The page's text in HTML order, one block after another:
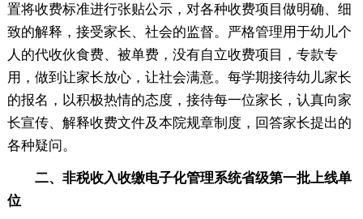
置将收费标准进行张贴公示，对各种收费项目做明确、细
致的解释，接受家长、社会的监督。严格管理用于幼儿个
人的代收伙食费、被单费，没有自立收费项目，专款专
用，做到让家长放心，让社会满意。每学期接待幼儿家长
的报名，以积极热情的态度，接待每一位家长，认真向家
长宣传、解释收费文件及本院规章制度，回答家长提出的
各种疑问。
二、非税收入收缴电子化管理系统省级第一批上线单
位